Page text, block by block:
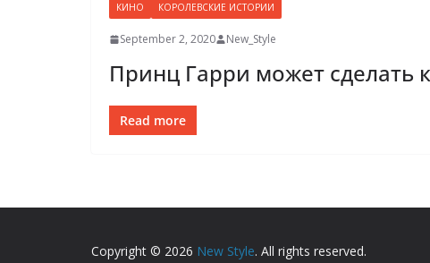
КИНО КОРОЛЕВСКИЕ ИСТОРИИ
September 2, 2020 New_Style
Принц Гарри может сделать
Read more
Copyright © 2026 New Style. All rights reserved.